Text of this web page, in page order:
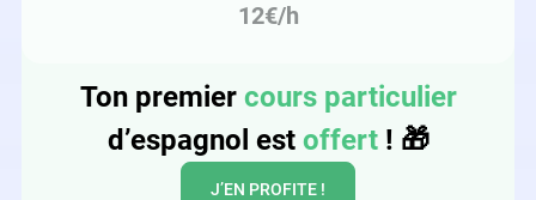
12€/h
Ton premier cours particulier
d’espagnol est offert! 🎁
J’EN PROFITE !